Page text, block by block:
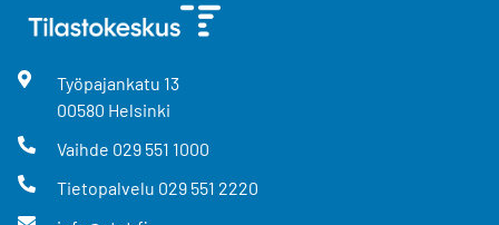
Työpajankatu 13
00580 Helsinki
Vaihde 029 551 1000
Tietopalvelu 029 551 2220